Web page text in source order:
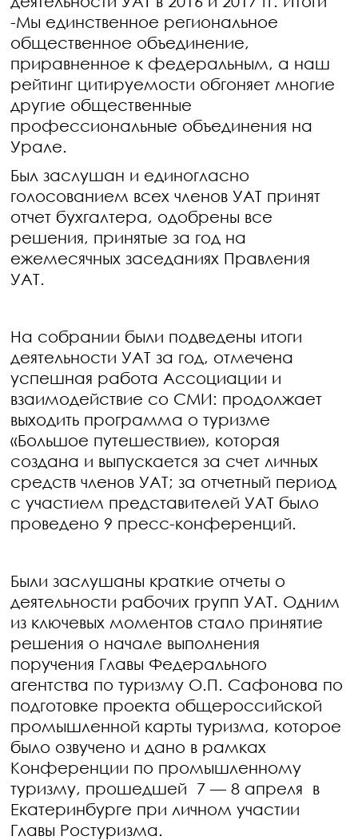
-Мы единственное региональное
общественное объединение,
приравненное к федеральным, а наш
рейтинг цитируемости обгоняет многие
другие общественные
профессиональные объединения на
Урале.
Был заслушан и единогласно
голосованием всех членов УАТ принят
отчет бухгалтера, одобрены все
решения, принятые за год на
ежемесячных заседаниях Правления
УАТ.
На собрании были подведены итоги
деятельности УАТ за год, отмечена
успешная работа Ассоциации и
взаимодействие со СМИ: продолжает
выходить программа о туризме
«Большое путешествие», которая
создана и выпускается за счет личных
средств членов УАТ; за отчетный период
с участием представителей УАТ было
проведено 9 пресс-конференций.
Были заслушаны краткие отчеты о
деятельности рабочих групп УАТ. Одним
из ключевых моментов стало принятие
решения о начале выполнения
поручения Главы Федерального
агентства по туризму О.П. Сафонова по
подготовке проекта общероссийской
промышленной карты туризма, которое
было озвучено и дано в рамках
Конференции по промышленному
туризму, прошедшей 7 — 8 апреля в
Екатеринбурге при личном участии
Главы Ростуризма.